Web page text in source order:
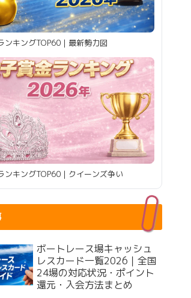
ンキングTOP60｜最新勢力図
ンキングTOP60｜クイーンズ争い
ボートレース場キャッシュ
レスカード一覧2026｜全国
24場の対応状況・ポイント
還元・入会方法まとめ